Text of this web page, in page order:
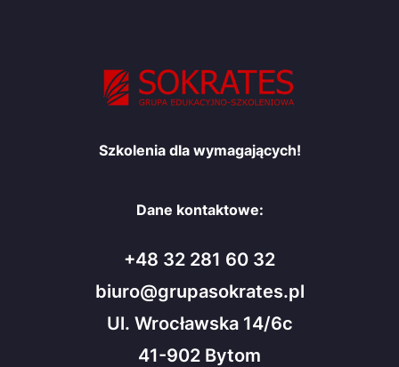
Szkolenia dla wymagających!
Dane kontaktowe:
+48 32 281 60 32
biuro@grupasokrates.pl
Ul. Wrocławska 14/6c
41-902 Bytom